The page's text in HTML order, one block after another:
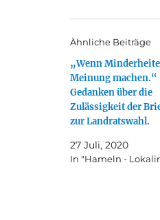
Ähnliche Beiträge
„Wenn
Meinung machen.“
Gedanken über die
Zulässigkeit der
zur Landratswahl.
27 Juli, 2020
In "Hameln -